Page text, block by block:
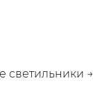
светильники →